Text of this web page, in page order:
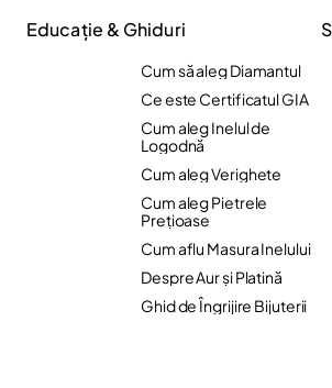
Educație & Ghiduri
Cum să aleg Diamantul
Ce este Certificatul GIA
Cum aleg Inelul de
Logodnă
Cum aleg Verighete
Cum aleg Pietrele
Preţioase
Cum aflu Masura Inelului
Despre Aur și Platină
Ghid de Îngrijire Bijuterii